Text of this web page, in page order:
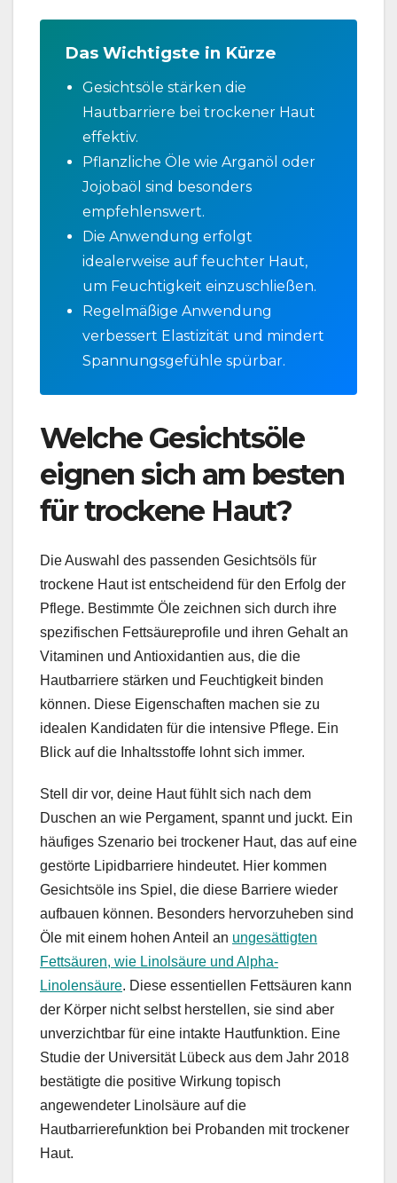
Das Wichtigste in Kürze
Gesichtsöle stärken die
Hautbarriere bei trockener Haut
effektiv.
Pflanzliche Öle wie Arganöl oder
Jojobaöl sind besonders
empfehlenswert.
Die Anwendung erfolgt
idealerweise auf feuchter Haut,
um Feuchtigkeit einzuschließen.
Regelmäßige Anwendung
verbessert Elastizität und mindert
Spannungsgefühle spürbar.
Welche Gesichtsöle
eignen sich am besten
für trockene Haut?
Die Auswahl des passenden Gesichtsöls für
trockene Haut ist entscheidend für den Erfolg der
Pflege. Bestimmte Öle zeichnen sich durch ihre
spezifischen Fettsäureprofile und ihren Gehalt an
Vitaminen und Antioxidantien aus, die die
Hautbarriere stärken und Feuchtigkeit binden
können. Diese Eigenschaften machen sie zu
idealen Kandidaten für die intensive Pflege. Ein
Blick auf die Inhaltsstoffe lohnt sich immer.
Stell dir vor, deine Haut fühlt sich nach dem
Duschen an wie Pergament, spannt und juckt. Ein
häufiges Szenario bei trockener Haut, das auf eine
gestörte Lipidbarriere hindeutet. Hier kommen
Gesichtsöle ins Spiel, die diese Barriere wieder
aufbauen können. Besonders hervorzuheben sind
Öle mit einem hohen Anteil an ungesättigten
Fettsäuren, wie Linolsäure und Alpha-
Linolensäure. Diese essentiellen Fettsäuren kann
der Körper nicht selbst herstellen, sie sind aber
unverzichtbar für eine intakte Hautfunktion. Eine
Studie der Universität Lübeck aus dem Jahr 2018
bestätigte die positive Wirkung topisch
angewendeter Linolsäure auf die
Hautbarrierefunktion bei Probanden mit trockener
Haut.